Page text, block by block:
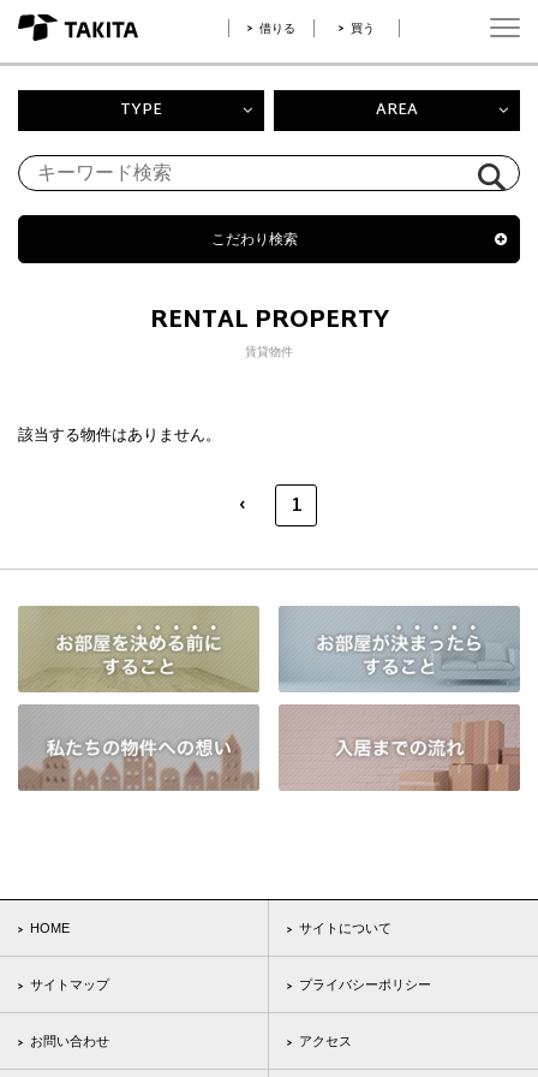
借りる 買う
TYPE AREA
こだわり検索
RENTAL PROPERTY
賃貸物件
該当する物件はありません。
‹ 1
HOME サイトについて
サイトマップ プライバシーポリシー
お問い合わせ アクセス